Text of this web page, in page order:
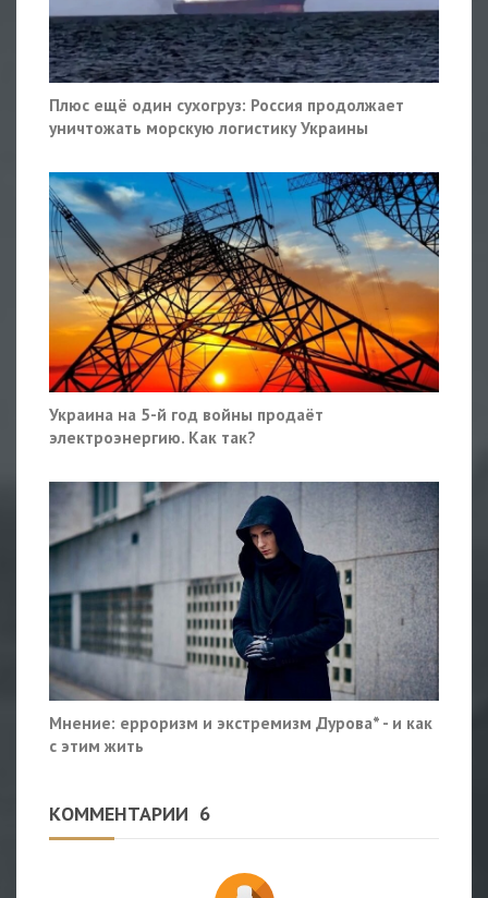
Плюс ещё один сухогруз: Россия продолжает
уничтожать морскую логистику Украины
Украина на 5-й год войны продаёт
электроэнергию. Как так?
Мнение: ерроризм и экстремизм Дурова* - и как
с этим жить
КОММЕНТАРИИ 6